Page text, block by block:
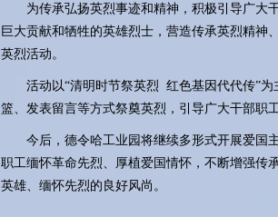
为传承弘扬英烈事迹和精神，积极引导广大
巨大贡献和牺牲的英雄烈士，营造传承英烈精神
英烈活动。
活动以“清明时节祭英烈 红色基因代代传”为
篮、发表留言等方式祭奠英烈，引导广大干部职
今后，德令哈工业园将继续多形式开展爱国
职工缅怀革命先烈、厚植爱国情怀，不断增强传
英雄、缅怀先烈的良好风尚。